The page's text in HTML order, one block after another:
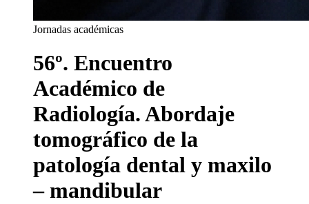
Jornadas académicas
56º. Encuentro
Académico de
Radiología. Abordaje
tomográfico de la
patología dental y maxilo
– mandibular